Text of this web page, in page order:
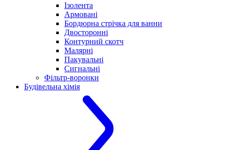
Ізолента
Армовані
Бордюрна стрічка для ванни
Двосторонні
Контурний скотч
Малярні
Пакувальні
Сигнальні
Фільтр-воронки
Будівельна хімія